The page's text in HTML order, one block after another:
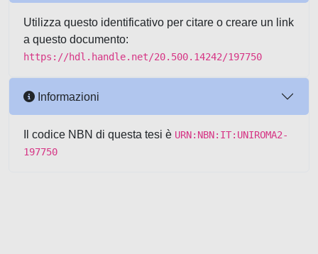
Utilizza questo identificativo per citare o creare un link
a questo documento:
https://hdl.handle.net/20.500.14242/197750
Informazioni
Il codice NBN di questa tesi è URN:NBN:IT:UNIROMA2-
197750